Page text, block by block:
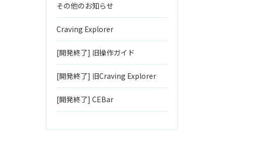
その他のお知らせ
Craving Explorer
[開発終了] 旧操作ガイド
[開発終了] 旧Craving Explorer
[開発終了] CEBar